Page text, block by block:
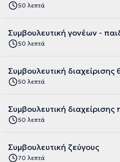
50 λεπτά
Συμβουλευτική γονέων -
50 λεπτά
Συμβουλευτική διαχείρισης
50 λεπτά
Συμβουλευτική διαχείρισης
50 λεπτά
Συμβουλευτική ζεύγους
70 λεπτά